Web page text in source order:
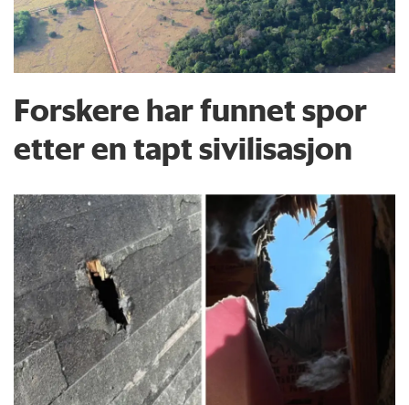
Forskere har funnet spor
etter en tapt sivilisasjon